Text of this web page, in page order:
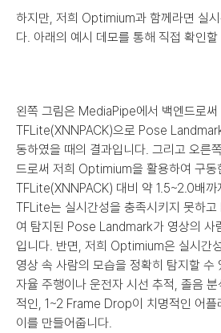
하지만, 저희 Optimium과 함께라면 실
다. 아래의 예시 데모를 통해 직접 확인
왼쪽 그림은 MediaPipe에서 백엔드로써
TFLite(XNNPACK)으로 Pose
동하였을 때의 결과입니다. 그리고 오른
드로써 저희 Optimium을 활용하여 구동
TFLite(XNNPACK) 대비 약 1.5~2.0배까
TFLite는 실시간성을 충족시키지 못하
여 탐지된 Pose Landmark가 영상의 사
입니다. 반면, 저희 Optimium은 실시간
영상 속 사람의 모습을 정확히 탐지할 수
자율 주행이나 운전자 시선 추적, 졸음
적인, 1~2 Frame Drop이 치명적인 어플
이를 만들어줍니다.